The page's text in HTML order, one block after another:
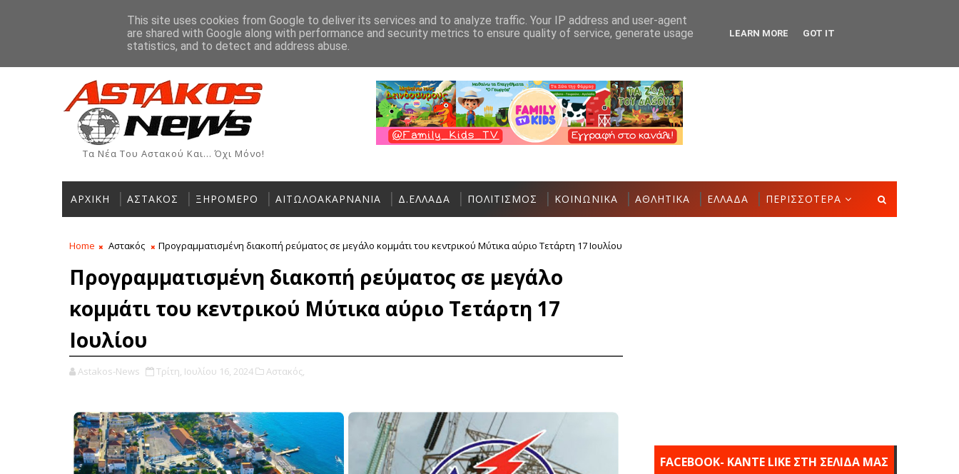
Ιστορία Χρήσιμα Τηλέφωνα Αγγελίες Ανακοίνωση Επικοινωνία
ΡΟΗ ΕΙΔΗΣΕΩΝ
και Αθλητικές εκδηλώσεις - Αύγουστος 2026 ΑΣΤΑΚΌΣ Όρθρος και Θεία Λειτουργία στην Ιερά Μονή Αγίου Γεωργίου Αστακού
Τα Νέα Του Αστακού Και... Όχι Μόνο!
ΑΡΧΙΚΗ ΑΣΤΑΚΟΣ ΞΗΡΟΜΕΡΟ ΑΙΤΩΛΟΑΚΑΡΝΑΝΙΑ Δ.ΕΛΛΑΔΑ ΠΟΛΙΤΙΣΜΟΣ ΚΟΙΝΩΝΙΚΑ ΑΘΛΗΤΙΚΑ ΕΛΛΑΔΑ ΠΕΡΙΣΣΟΤΕΡΑ
Home Αστακός Προγραμματισμένη διακοπή ρεύματος σε μεγάλο κομμάτι του κεντρικού Μύτικα αύριο Τετάρτη 17 Ιουλίου
Προγραμματισμένη διακοπή ρεύματος σε μεγάλο
κομμάτι του κεντρικού Μύτικα αύριο Τετάρτη 17
Ιουλίου
Astakos-News Τρίτη, Ιουλίου 16, 2024 Αστακός,
FACEBOOK- KANTE LIKE ΣΤΗ ΣΕΛΙΔΑ ΜΑΣ
This site uses cookies from Google to deliver its services and to analyze traffic. Your IP address and user-agent
are shared with Google along with performance and security metrics to ensure quality of service, generate usage
statistics, and to detect and address abuse.
LEARN MORE GOT IT